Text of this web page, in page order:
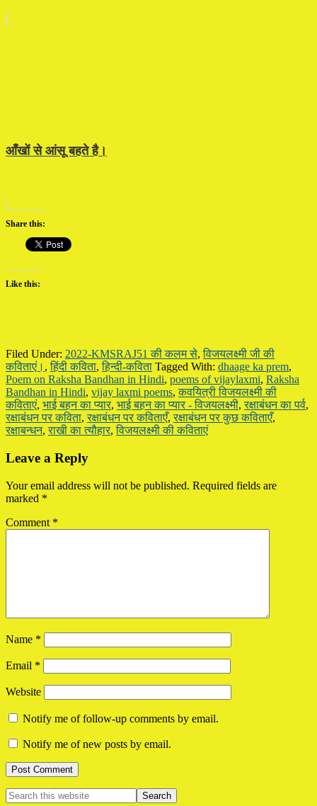
आँखों से आंसू बहते है।
Share this:
Like this:
Filed Under: 2022-KMSRAJ51 की कलम से,विजयलक्ष्मी जी की
कविताएं। ,हिंदी कविता,हिन्दी-कविता Tagged With: dhaage ka prem,
Poem on Raksha Bandhan in Hindi, poems of vijaylaxmi, Raksha
Bandhan in Hindi, vijay laxmi poems,कवयित्री विजयलक्ष्मी की
कविताएं, भाई बहन का प्यार, भाई बहन का प्यार - विजयलक्ष्मी,रक्षाबंधन का पर्व,
रक्षाबंधन पर कविता,रक्षाबंधन पर कविताएँ,रक्षाबंधन पर कुछ कविताएँ,
रक्षाबन्धन,राखी का त्यौहार,विजयलक्ष्मी की कविताएं
Reader
Leave a Reply
Your email address will not be published. Required fields are
marked *
Comment *
Name *
Email *
Website
Notify me of follow-up comments by email.
Notify me of new posts by email.
Primary
Search